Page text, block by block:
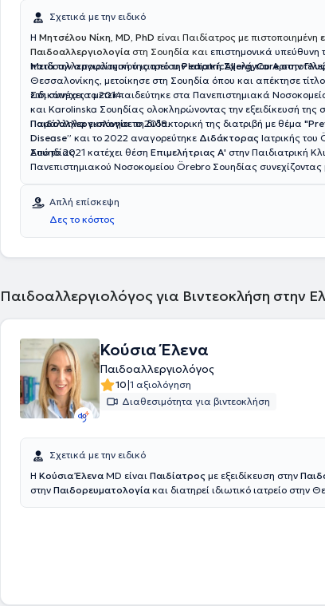
Σχετικά με την ειδικό
Η Μητσέλου Νίκη, MD, PhD είναι Παιδίατρος με πιστοποιημένη
Παιδοαλλεργιολογία στη Σουηδία και επιστημονικά υπεύθυνη
παιδοαλλεργιολογικού ιατρείουPediatricAllergyCareστην
Μετά την αποφοίτησή της από την Ιατρική Σχολή του
Θεσσαλονίκης, μετοίκησε στη Σουηδία όπου και απέκτησε τίτλο
ειδικότητας το 2014.
Στη συνέχεια μετεκπαιδεύτηκε στα Πανεπιστημιακά
και Karolinska Σουηδίας ολοκληρώνοντας την εξειδίκευσή της
Παιδοαλλεργιολογίατο 2018.
Παράλληλα εκπόνησε τη διδακτορική της διατριβή με θέμα
Disease” και το 2022 αναγορεύτηκε Διδάκτορας Ιατρικής
Σουηδίας.
Από το 2021 κατέχει θέση Επιμελήτριας Α' στην Παιδιατρική
Πανεπιστημιακού Νοσοκομείου Örebro Σουηδίας συνεχίζοντας
Απλή επίσκεψη
Δες το κόστος
Παιδοαλλεργιολόγος για Βιντεοκλήση στην
Κούσια Έλενα
Παιδοαλλεργιολόγος
10|1 αξιολόγηση
Διαθεσιμότητα για βιντεοκλήση
Σχετικά με την ειδικό
Η Κούσια Έλενα MD είναι Παιδίατρος με εξειδίκευση στην
στην Παιδορευματολογία και διατηρεί ιδιωτικό ιατρείο στην